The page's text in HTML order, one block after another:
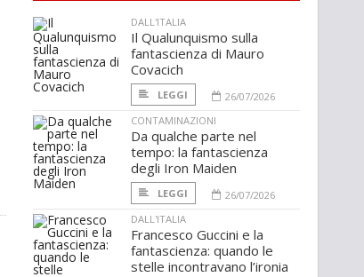
DALL'ITALIA
Il Qualunquismo sulla
fantascienza di Mauro
Covacich
LEGGI
26/07/2026
CONTAMINAZIONI
Da qualche parte nel
tempo: la fantascienza
degli Iron Maiden
LEGGI
26/07/2026
DALL'ITALIA
Francesco Guccini e la
fantascienza: quando le
stelle incontravano l’ironia